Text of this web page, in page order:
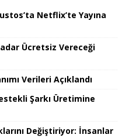
Netflix’te Yayına
Ücretsiz Vereceği
Verileri Açıklandı
Şarkı Üretimine
Değiştiriyor: İnsanlar